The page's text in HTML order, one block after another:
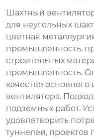
Шахтный
для неугольных
цветная
промышленность,
строительных
промышленность.
качестве
вентилятора.
подземных работ.
удовлетворить
туннелей, проектов